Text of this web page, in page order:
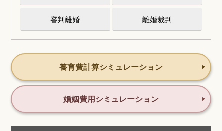
審判離婚 離婚裁判
養育費計算シミュレーション
婚姻費用シミュレーション